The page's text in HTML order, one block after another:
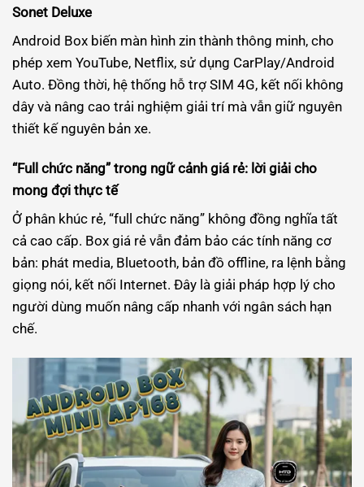
Sonet Deluxe
Android Box biến màn hình zin thành thông minh, cho
phép xem YouTube, Netflix, sử dụng CarPlay/Android
Auto. Đồng thời, hệ thống hỗ trợ SIM 4G, kết nối không
dây và nâng cao trải nghiệm giải trí mà vẫn giữ nguyên
thiết kế nguyên bản xe.
“Full chức năng” trong ngữ cảnh giá rẻ: lời giải cho
mong đợi thực tế
Ở phân khúc rẻ, “full chức năng” không đồng nghĩa tất
cả cao cấp. Box giá rẻ vẫn đảm bảo các tính năng cơ
bản: phát media, Bluetooth, bản đồ offline, ra lệnh bằng
giọng nói, kết nối Internet. Đây là giải pháp hợp lý cho
người dùng muốn nâng cấp nhanh với ngân sách hạn
chế.